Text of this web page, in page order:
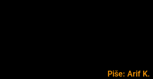
Piše: Arif K.